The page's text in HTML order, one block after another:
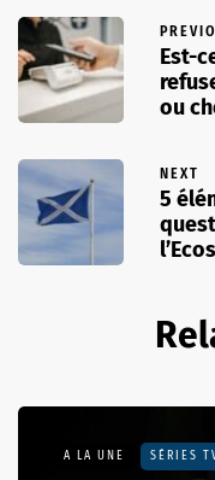
Est-
ou
NEXT
5
A LA UNE SÉRIES